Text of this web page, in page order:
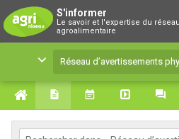
S'informer
Le savoir et l'expertise du
agroalimentaire
Réseau
Le savoir et l'expertise
Réseau d’avertissements